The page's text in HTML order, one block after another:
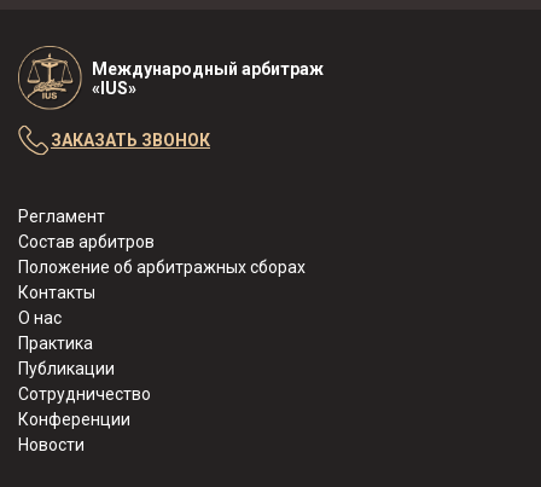
Международный арбитраж
«IUS»
Регламент
Состав арбитров
Положение об арбитражных сборах
Контакты
О нас
Практика
Публикации
Сотрудничество
Конференции
Новости
ЗАКАЗАТЬ ЗВОНОК